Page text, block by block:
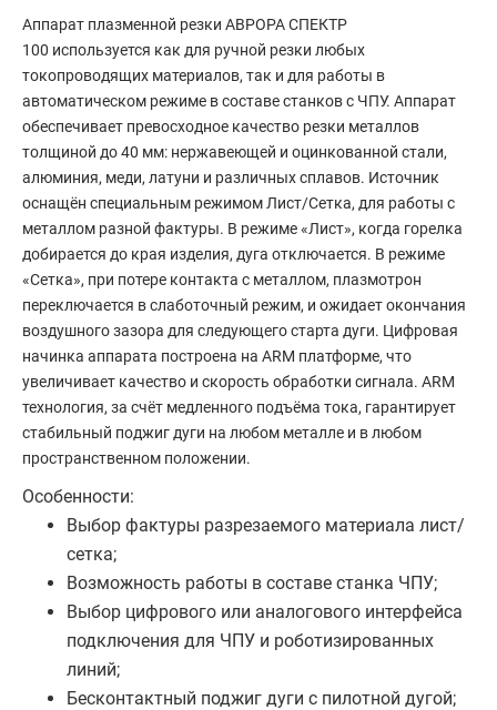
Аппарат плазменной резки АВРОРА СПЕКТР
100 используется как для ручной резки любых
токопроводящих материалов, так и для работы в
автоматическом режиме в составе станков с ЧПУ. Аппарат
обеспечивает превосходное качество резки металлов
толщиной до 40 мм: нержавеющей и оцинкованной стали,
алюминия, меди, латуни и различных сплавов. Источник
оснащён специальным режимом Лист/Сетка, для работы с
металлом разной фактуры. В режиме «Лист», когда горелка
добирается до края изделия, дуга отключается. В режиме
«Сетка», при потере контакта с металлом, плазмотрон
переключается в слаботочный режим, и ожидает окончания
воздушного зазора для следующего старта дуги. Цифровая
начинка аппарата построена на ARM платформе, что
увеличивает качество и скорость обработки сигнала. ARM
технология, за счёт медленного подъёма тока, гарантирует
стабильный поджиг дуги на любом металле и в любом
пространственном положении.
Особенности:
Выбор фактуры разрезаемого материала лист/
сетка;
Возможность работы в составе станка ЧПУ;
Выбор цифрового или аналогового интерфейса
подключения для ЧПУ и роботизированных
линий;
Бесконтактный поджиг дуги с пилотной дугой;